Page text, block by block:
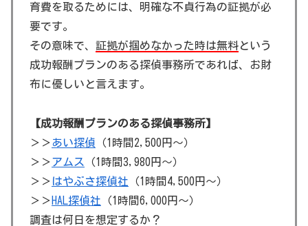
育費を取るためには、明確な不貞行為の証拠が必
要です。
その意味で、 証拠が掴めなかった時は無料という
成功報酬プランのある探偵事務所であれば、お財
布に優しいと言えます。
【成功報酬プランのある探偵事務所】
＞＞あい探偵 （1時間2,500円～）
＞＞アムス
（1時間3,980円～）
＞＞ はやぶさ探偵社 （1時間4,500円～）
＞＞ HAL探偵社 （1時間6,000円～）
調査は何日を想定するか？